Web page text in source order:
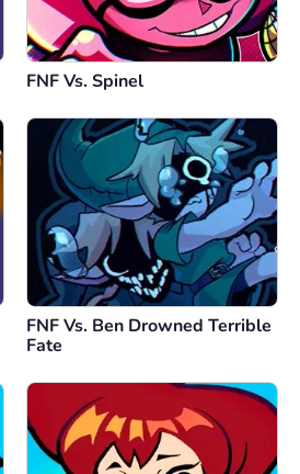
FNF Vs. Spinel
FNF Vs. Ben Drowned Terrible
Fate